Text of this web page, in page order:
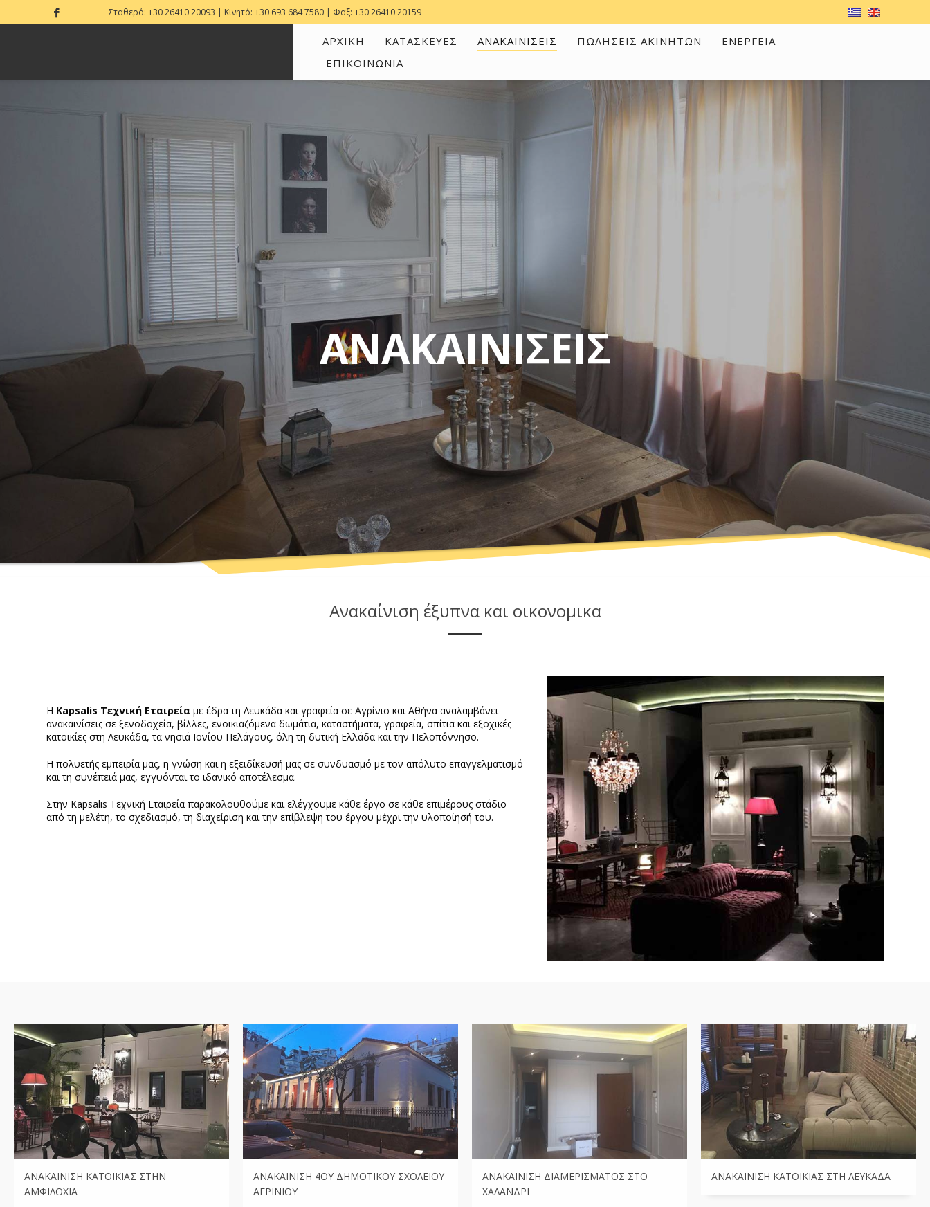
Σταθερό: +30 26410 20093 | Κινητό: +30 693 684 7580 | Φαξ: +30 26410 20159
ΑΡΧΙΚΗ ΚΑΤΑΣΚΕΥΕΣ ΑΝΑΚΑΙΝΙΣΕΙΣ ΠΩΛΗΣΕΙΣ ΑΚΙΝΗΤΩΝ
ΕΝΕΡΓΕΙΑ
ΕΠΙΚΟΙΝΩΝΙΑ
ΑΝΑΚΑΙΝΙΣΕΙΣ
Ανακαίνιση έξυπνα και οικονομικα
H Κapsalis Τεχνική Εταιρεία με έδρα τη Λευκάδα και γραφεία σε Αγρίνιο και Αθήνα αναλαμβάνει
ανακαινίσεις σε ξενοδοχεία, βίλλες, ενοικιαζόμενα δωμάτια, καταστήματα, γραφεία, σπίτια και εξοχικές
κατοικίες στη Λευκάδα, τα νησιά Ιονίου Πελάγους, όλη τη δυτική Ελλάδα και την Πελοπόννησο.
Η πολυετής εμπειρία μας, η γνώση και η εξειδίκευσή μας σε συνδυασμό με τον απόλυτο επαγγελματισμό
και τη συνέπειά μας, εγγυόνται το ιδανικό αποτέλεσμα.
Στην Κapsalis Τεχνική Εταιρεία παρακολουθούμε και ελέγχουμε κάθε έργο σε κάθε επιμέρους στάδιο
από τη μελέτη, το σχεδιασμό, τη διαχείριση και την επίβλεψη του έργου μέχρι την υλοποίησή του.
ΑΝΑΚΑΊΝΙΣΗ ΚΑΤΟΙΚΊΑΣ ΣΤΗΝ
ΑΜΦΙΛΟΧΊΑ
ΑΝΑΚΑΊΝΙΣΗ 4ΟΥ ΔΗΜΟΤΙΚΟΎ ΣΧΟΛΕΊΟΥ
ΑΓΡΙΝΊΟΥ
ΑΝΑΚΑΊΝΙΣΗ ΔΙΑΜΕΡΊΣΜΑΤΟΣ ΣΤΟ
ΧΑΛΆΝΔΡΙ
ΑΝΑΚΑΊΝΙΣΗ ΚΑΤΟΙΚΊΑΣ ΣΤΗ ΛΕΥΚΆΔΑ